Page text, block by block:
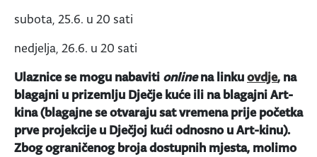
subota, 25.6. u 20 sati
nedjelja, 26.6. u 20 sati
Ulaznice se mogu nabaviti onlinena linkuovdje, na
blagajni u prizemlju Dječje kuće ili na blagajni Art-
kina (blagajne se otvaraju sat vremena prije početka
prve projekcije u Dječjoj kući odnosno u Art-kinu).
Zbog ograničenog broja dostupnih mjesta, molimo